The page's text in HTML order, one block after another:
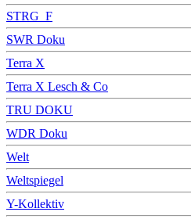
STRG_F
SWR Doku
Terra X
Terra X Lesch & Co
TRU DOKU
WDR Doku
Welt
Weltspiegel
Y-Kollektiv